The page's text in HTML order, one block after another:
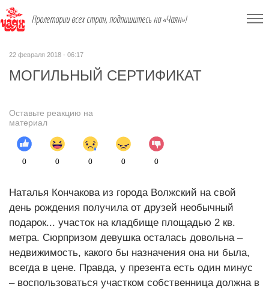
Пролетарии всех стран, подпишитесь на «Чаян»!
22 февраля 2018 - 06:17
МОГИЛЬНЫЙ СЕРТИФИКАТ
Оставьте реакцию на
материал
0 0 0 0 0
Наталья Кончакова из города Волжский на свой
день рождения получила от друзей необычный
подарок... участок на кладбище площадью 2 кв.
метра. Сюрпризом девушка осталась довольна –
недвижимость, какого бы назначения она ни была,
всегда в цене. Правда, у презента есть один минус
– воспользоваться участком собственница должна в